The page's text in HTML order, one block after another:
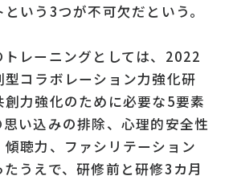
いう3つが不可欠だという。
トレーニングとしては、2022
コラボレーション力強化研
力強化のために必要な5要素
い込みの排除、心理的安全性
聴力、ファシリテーション
うえで、研修前と研修3カ月